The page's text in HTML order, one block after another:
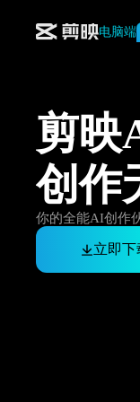
电脑端
剪映
创作
你的全能AI创作
立即下